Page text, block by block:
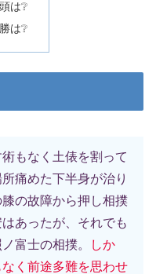
は❔
は❔
もなく土俵を割って
痛めた下半身が治り
の故障から押し相撲
あったが、それでも
富士の相撲。
しか
く前途多難を思わせ